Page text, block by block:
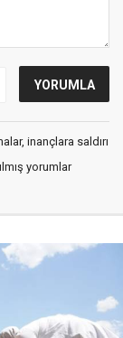
inançlara saldırı
yorumlar